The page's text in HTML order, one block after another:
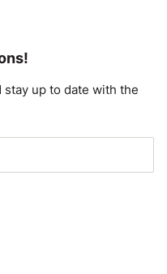
up to date with the